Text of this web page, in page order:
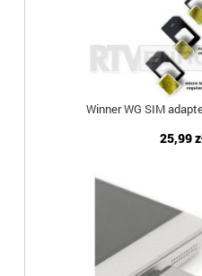
Winner WG SIM
25,99